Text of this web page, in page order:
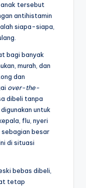
anak tersebut
antihistamin
siapa-siapa,
bagi banyak
murah, dan
dan
over-the-
dibeli tanpa
untuk
flu, nyeri
sebagian besar
di situasi
bebas dibeli,
tetap